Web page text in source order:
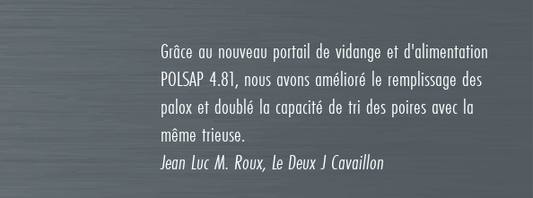
Grâce au nouveau portail de vidange et d'alimentation
POLSAP 4.81, nous avons amélioré le remplissage des
palox et doublé la capacité de tri des poires avec la
même trieuse.
Jean Luc M. Roux, Le Deux J Cavaillon